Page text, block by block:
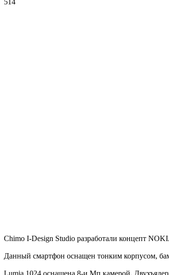
Chimo I-Design Studio разработали концепт
Данный смартфон оснащен тонким корпусом,
Lumia 1024 оснащена 8-и Мп камерой.